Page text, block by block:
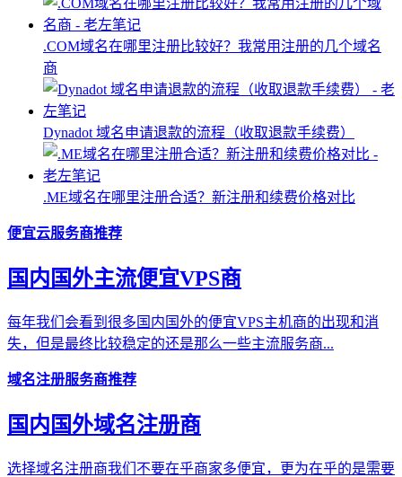
.COM域名在哪里注册比较好？我常用注册的几个域名
商
Dynadot 域名申请退款的流程（收取退款手续费）
.ME域名在哪里注册合适？新注册和续费价格对比
便宜云服务商推荐
国内国外主流便宜VPS商
每年我们会看到很多国内国外的便宜VPS主机商的出现和消
失，但是最终比较稳定的还是那么一些主流服务商...
域名注册服务商推荐
国内国外域名注册商
选择域名注册商我们不要在乎商家多便宜，更为在乎的是需要